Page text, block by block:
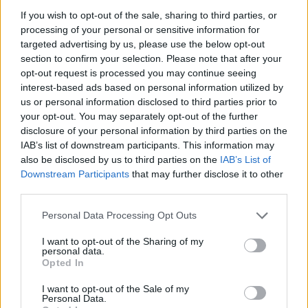
If you wish to opt-out of the sale, sharing to third parties, or
processing of your personal or sensitive information for
targeted advertising by us, please use the below opt-out
section to confirm your selection. Please note that after your
opt-out request is processed you may continue seeing
interest-based ads based on personal information utilized by
us or personal information disclosed to third parties prior to
your opt-out. You may separately opt-out of the further
disclosure of your personal information by third parties on the
IAB’s list of downstream participants. This information may
also be disclosed by us to third parties on the IAB’s List of
Downstream Participants that may further disclose it to other
Please note that this website/app uses one or more Google
not limited to your visit or usage behaviour. You may click to
grant or deny consent to Google and its third-party tags to
use your data for below specified purposes in below Google
consent section.
Personal Data Processing Opt Outs
I want to opt-out of the Sharing of my
personal data.
Opted In
I want to opt-out of the Sale of my
Personal Data.
kiállítótér, 3600 négyzetméterrel toldják
meg a jelenleg 12 500 négyzetméternyi
kiállítóteret.
The Studio néven új csarnok nyílik kísérleti
művészetek, élő előadások és vetítések
számára, ez alkotja majd a múzeumegyüttes
szívét. További újításként, az otthont adó
városhoz való szorosabb kapcsolódásként új,
ingyenesen látogatható galériákat alakítanak
ki a földszinten, és csak az emeleti szintek
bezárnak a jelenleg futó időszaki kiállítások,
köztük a spanyol Joan Mirónak szentelt Birth
of The World. Az októberi újranyitásra több új